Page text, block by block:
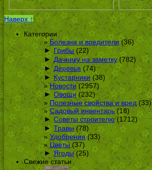
Наверх ↑
Категории
Болезни и вредители(36)
► Грибы(22)
► Дачнику на заметку (782)
► Деревья (74)
► Кустарники (38)
Новости(2957)
► Овощи(232)
Полезные свойства и вред(33)
Садовый инвентарь(18)
► Советы строителю(1712)
► Травы(78)
Удобрения(33)
Цветы(37)
► Ягоды(25)
Свежие статьи